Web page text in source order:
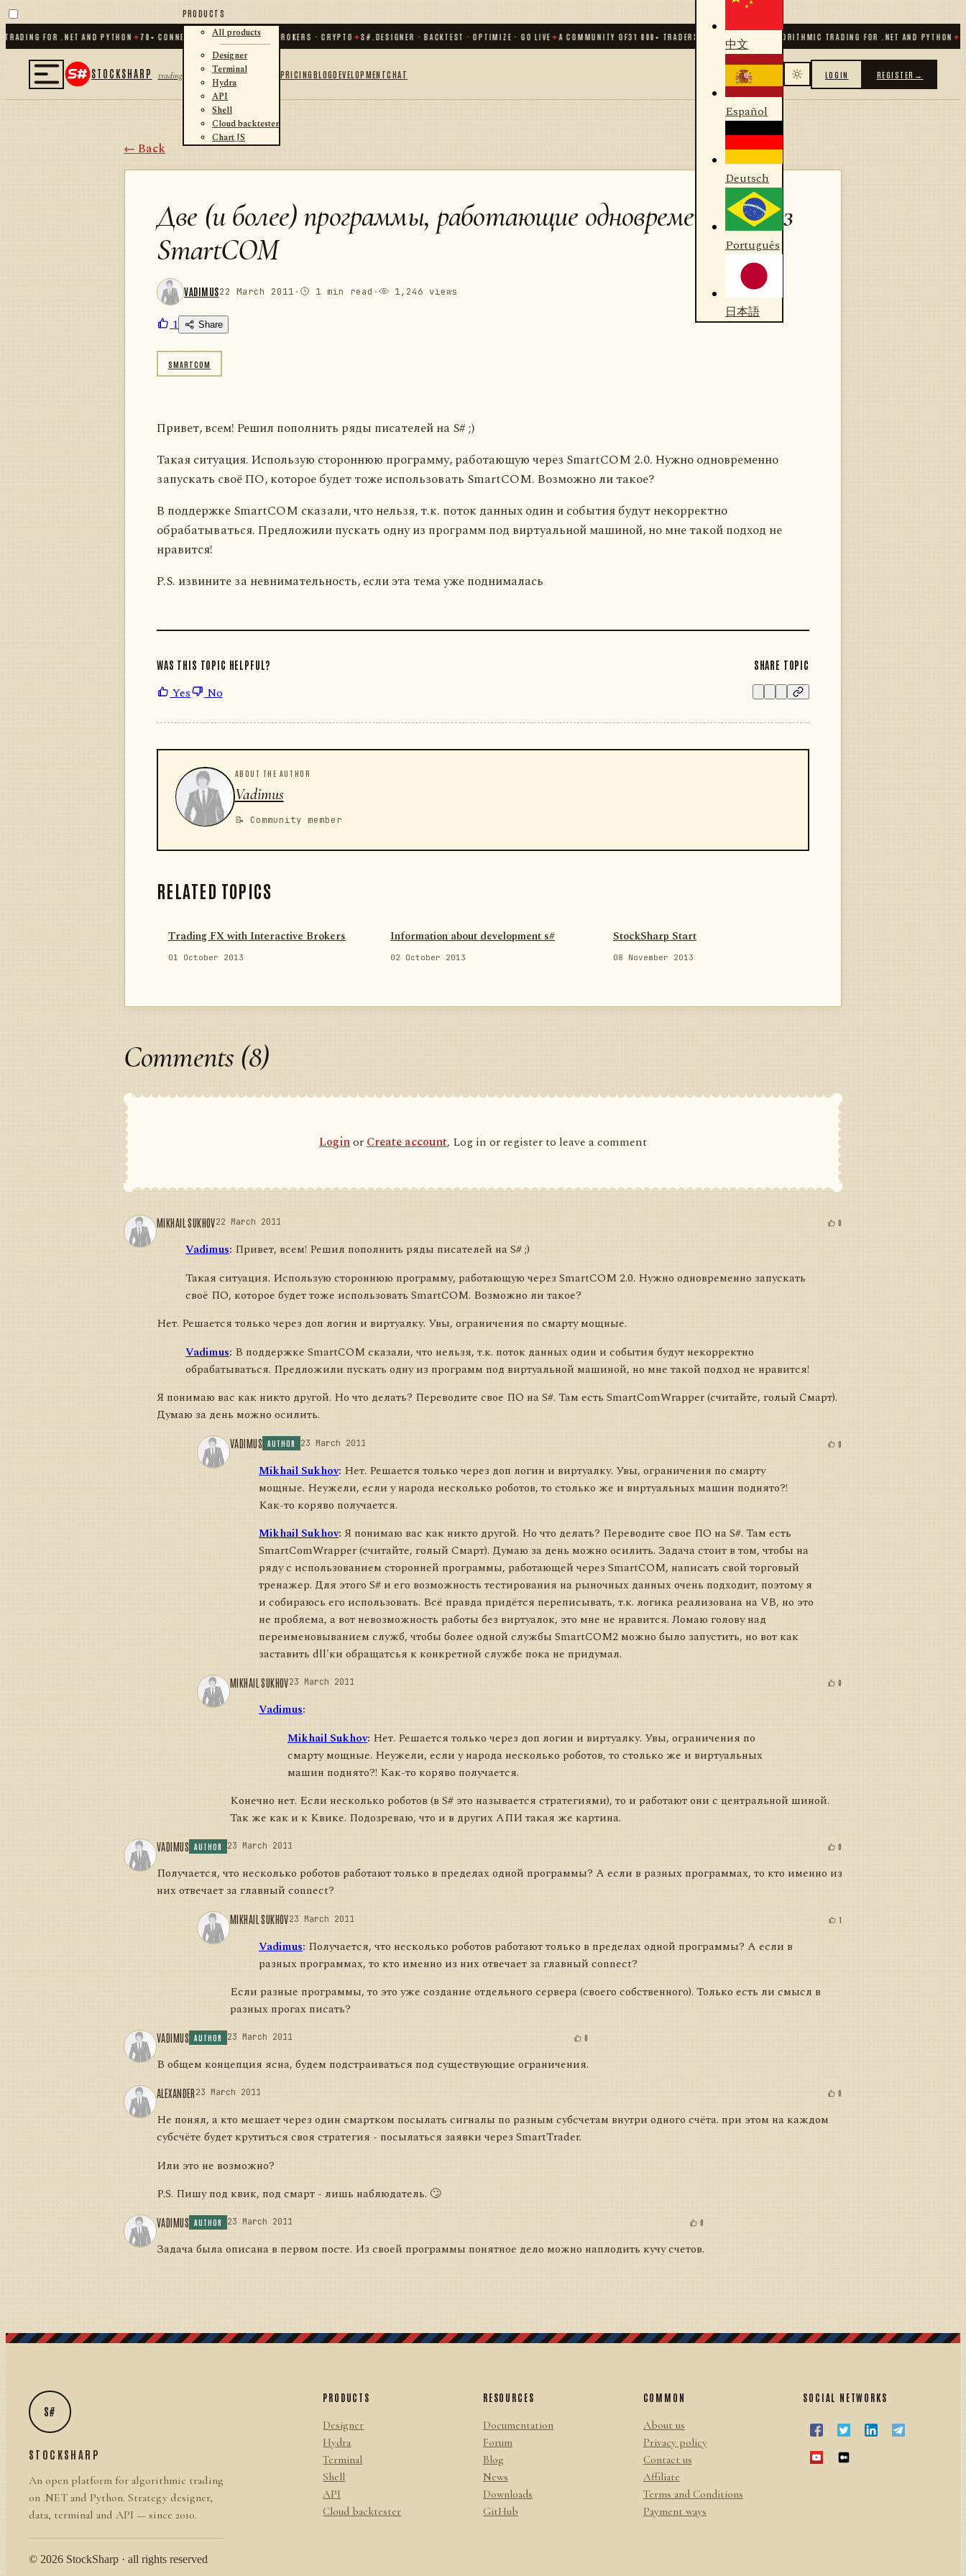
FOR .NET AND PYTHON✦ 70 + CONNECTORS · EXCHANGES · BROKERS · CRYPTO✦ S#.DESIGNER · BACKTEST · OPTIMIZE · GO LIVE ✦A COMMUNITY OF31 000 + TRADERS & DEVELOPERS ✦ ALGORITHMIC TRADING FOR .NET AND PYTHON✦ 70 +
STOCKSHARP trading
PRODUCTS
All products
Designer
Terminal
Hydra
API
Shell
Cloud backtester
Chart JS
PRICINGBLOGDEVELOPMENTCHAT
中文
Español
Deutsch
Português
日本語
LOGIN REGISTER →
← Back
Две (и более) программы, работающие одновременно через
SmartCOM
VADIMUS22 March 2011 · 1 min read · 1,246 views
1 Share
SMARTCOM
Привет, всем! Решил пополнить ряды писателей на S# ;)
Такая ситуация. Использую стороннюю программу, работающую через SmartCOM 2.0. Нужно одновременно
запускать своё ПО, которое будет тоже использовать SmartCOM. Возможно ли такое?
В поддержке SmartCOM сказали, что нельзя, т.к. поток данных один и события будут некорректно
обрабатываться. Предложили пускать одну из программ под виртуальной машиной, но мне такой подход не
нравится!
P.S. извините за невнимательность, если эта тема уже поднималась
WAS THIS TOPIC HELPFUL?
Yes No
SHARE TOPIC
ABOUT THE AUTHOR
Vadimus
📝 Community member
RELATED TOPICS
Trading FX with Interactive Brokers
01 October 2013
Information about development s#
02 October 2013
StockSharp Start
08 November 2013
Comments (8)
Loginor Create account, Log in or register to leave a comment
MIKHAIL SUKHOV22 March 2011 0
Vadimus: Привет, всем! Решил пополнить ряды писателей на S# ;)
Такая ситуация. Использую стороннюю программу, работающую через SmartCOM 2.0. Нужно одновременно запускать
своё ПО, которое будет тоже использовать SmartCOM. Возможно ли такое?
Нет. Решается только через доп логин и виртуалку. Увы, ограничения по смарту мощные.
Vadimus: В поддержке SmartCOM сказали, что нельзя, т.к. поток данных один и события будут некорректно
обрабатываться. Предложили пускать одну из программ под виртуальной машиной, но мне такой подход не нравится!
Я понимаю вас как никто другой. Но что делать? Переводите свое ПО на S#. Там есть SmartComWrapper (считайте, голый Смарт).
Думаю за день можно осилить.
VADIMUS AUTHOR 23 March 2011 0
Mikhail Sukhov: Нет. Решается только через доп логин и виртуалку. Увы, ограничения по смарту
мощные. Неужели, если у народа несколько роботов, то столько же и виртуальных машин поднято?!
Как-то коряво получается.
Mikhail Sukhov: Я понимаю вас как никто другой. Но что делать? Переводите свое ПО на S#. Там есть
SmartComWrapper (считайте, голый Смарт). Думаю за день можно осилить. Задача стоит в том, чтобы на
ряду с использованием сторонней программы, работающей через SmartCOM, написать свой торговый
тренажер. Для этого S# и его возможность тестирования на рыночных данных очень подходит, поэтому я
и собираюсь его использовать. Всё правда придётся переписывать, т.к. логика реализована на VB, но это
не проблема, а вот невозможность работы без виртуалок, это мне не нравится. Ломаю голову над
переименовыванием служб, чтобы более одной службы SmartCOM2 можно было запустить, но вот как
заставить dll'ки обращатсья к конкретной службе пока не придумал.
MIKHAIL SUKHOV23 March 2011 0
Vadimus:
Mikhail Sukhov: Нет. Решается только через доп логин и виртуалку. Увы, ограничения по
смарту мощные. Неужели, если у народа несколько роботов, то столько же и виртуальных
машин поднято?! Как-то коряво получается.
Конечно нет. Если несколько роботов (в S# это называется стратегиями), то и работают они с центральной шиной.
Так же как и к Квике. Подозреваю, что и в других АПИ такая же картина.
VADIMUS AUTHOR 23 March 2011 0
Получается, что несколько роботов работают только в пределах одной программы? А если в разных программах, то кто именно из
них отвечает за главный connect?
MIKHAIL SUKHOV23 March 2011 1
Vadimus: Получается, что несколько роботов работают только в пределах одной программы? А если в
разных программах, то кто именно из них отвечает за главный connect?
Если разные программы, то это уже создание отдельного сервера (своего собственного). Только есть ли смысл в
разных прогах писать?
VADIMUS AUTHOR 23 March 2011 0
В общем концепция ясна, будем подстраиваться под существующие ограничения.
ALEXANDER23 March 2011 0
Не понял, а кто мешает через один смартком посылать сигналы по разным субсчетам внутри одного счёта. при этом на каждом
субсчёте будет крутиться своя стратегия - посылаться заявки через SmartTrader.
Или это не возможно?
P.S. Пишу под квик, под смарт - лишь наблюдатель. 🙄
VADIMUS AUTHOR 23 March 2011 0
Задача была описана в первом посте. Из своей программы понятное дело можно наплодить кучу счетов.
S#
STOCKSHARP
An open platform for algorithmic trading
on .NET and Python. Strategy designer,
data, terminal and API — since 2010.
© 2026 StockSharp · all rights reserved
PRODUCTS
Designer
Hydra
Terminal
Shell
API
Cloud backtester
RESOURCES
Documentation
Forum
Blog
News
Downloads
GitHub
COMMON
About us
Privacy policy
Contact us
Affiliate
Terms and Conditions
Payment ways
SOCIAL NETWORKS